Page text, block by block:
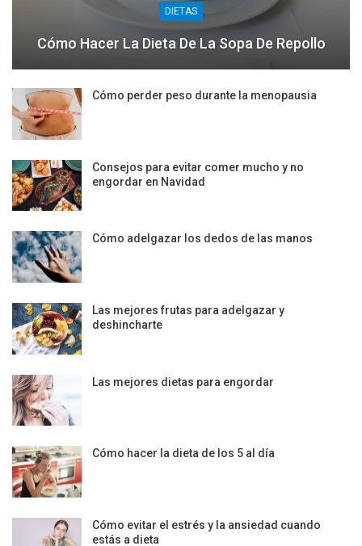
DIETAS
Cómo Hacer La Dieta De La Sopa De Repollo
Cómo perder peso durante la menopausia
Consejos para evitar comer mucho y no
engordar en Navidad
Cómo adelgazar los dedos de las manos
Las mejores frutas para adelgazar y
deshincharte
Las mejores dietas para engordar
Cómo hacer la dieta de los 5 al día
Cómo evitar el estrés y la ansiedad cuando
estás a dieta